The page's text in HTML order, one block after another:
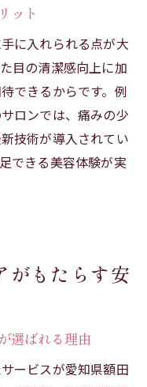
ット
に入れられる点が大
目の清潔感向上に加
できるからです。例
ロンでは、痛みの少
技術が導入されてい
できる美容体験が実
がもたらす安
選ばれる理由
ービスが愛知県額田